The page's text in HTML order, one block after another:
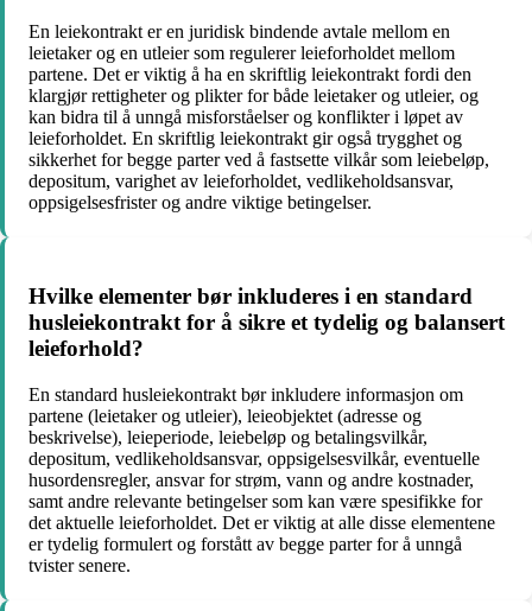
En leiekontrakt er en juridisk bindende avtale mellom en
leietaker og en utleier som regulerer leieforholdet mellom
partene. Det er viktig å ha en skriftlig leiekontrakt fordi den
klargjør rettigheter og plikter for både leietaker og utleier, og
kan bidra til å unngå misforståelser og konflikter i løpet av
leieforholdet. En skriftlig leiekontrakt gir også trygghet og
sikkerhet for begge parter ved å fastsette vilkår som leiebeløp,
depositum, varighet av leieforholdet, vedlikeholdsansvar,
oppsigelsesfrister og andre viktige betingelser.
Hvilke elementer bør inkluderes i en standard
husleiekontrakt for å sikre et tydelig og balansert
leieforhold?
En standard husleiekontrakt bør inkludere informasjon om
partene (leietaker og utleier), leieobjektet (adresse og
beskrivelse), leieperiode, leiebeløp og betalingsvilkår,
depositum, vedlikeholdsansvar, oppsigelsesvilkår, eventuelle
husordensregler, ansvar for strøm, vann og andre kostnader,
samt andre relevante betingelser som kan være spesifikke for
det aktuelle leieforholdet. Det er viktig at alle disse elementene
er tydelig formulert og forstått av begge parter for å unngå
tvister senere.